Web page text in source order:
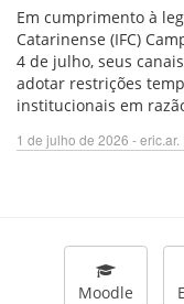
Em cumprimento à
Catarinense (IFC)
4 de julho, seus
adotar restrições
institucionais em
1 de julho de 2026 - eric.ar.
Moodle